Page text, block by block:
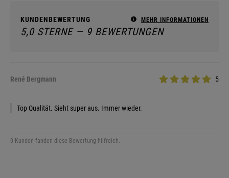
KUNDENBEWERTUNG MEHR INFORMATIONEN
5,0 STERNE — 9 BEWERTUNGEN
René Bergmann 5
Top Qualität. Sieht super aus. Immer wieder.
0 Kunden fanden diese Bewertung hilfreich.